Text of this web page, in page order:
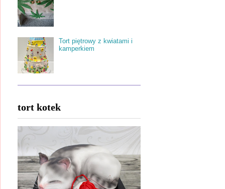
Tort piętrowy z kwiatami i
kamperkiem
tort kotek